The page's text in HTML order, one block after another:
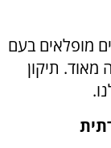
מופלאים בעם
תיקון